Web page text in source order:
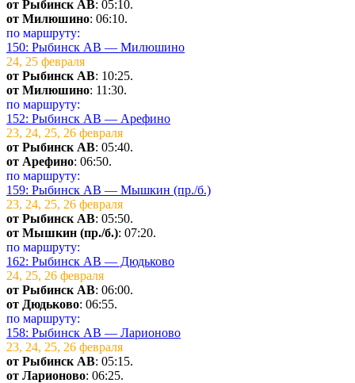
от Рыбинск АВ: 05:10.
от Милюшино: 06:10.
по маршруту:
150: Рыбинск АВ — Милюшино
24, 25 февраля
от Рыбинск АВ: 10:25.
от Милюшино: 11:30.
по маршруту:
152: Рыбинск АВ — Арефино
23, 24, 25, 26 февраля
от Рыбинск АВ: 05:40.
от Арефино: 06:50.
по маршруту:
159: Рыбинск АВ — Мышкин (пр./б.)
23, 24, 25, 26 февраля
от Рыбинск АВ: 05:50.
от Мышкин (пр./б.): 07:20.
по маршруту:
162: Рыбинск АВ — Дюдьково
24, 25, 26 февраля
от Рыбинск АВ: 06:00.
от Дюдьково: 06:55.
по маршруту:
158: Рыбинск АВ — Ларионово
23, 24, 25, 26 февраля
от Рыбинск АВ: 05:15.
от Ларионово: 06:25.